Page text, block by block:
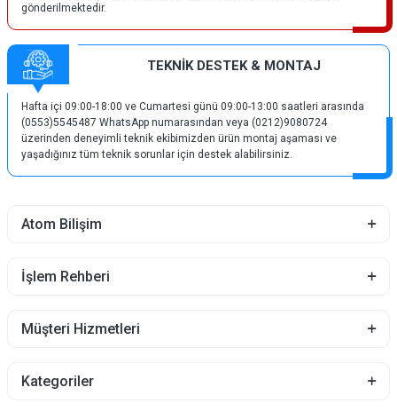
gönderilmektedir.
TEKNİK DESTEK & MONTAJ
Hafta içi 09:00-18:00 ve Cumartesi günü 09:00-13:00 saatleri arasında
(0553)5545487 WhatsApp numarasından veya (0212)9080724
üzerinden deneyimli teknik ekibimizden ürün montaj aşaması ve
yaşadığınız tüm teknik sorunlar için destek alabilirsiniz.
Atom Bilişim
İşlem Rehberi
Müşteri Hizmetleri
Kategoriler